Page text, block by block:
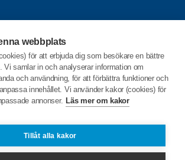
webbplats
för att erbjuda dig som besökare en bättre
Vi samlar in och analyserar information om
och användning, för att förbättra funktioner och
innehållet. Vi använder kakor (cookies) för
annonser. Läs mer om kakor
Tillåt alla kakor